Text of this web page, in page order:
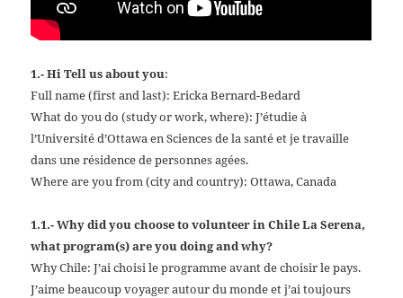
1.- Hi Tell us about you:
Full name (first and last): Ericka Bernard-Bedard
What do you do (study or work, where): J’étudie à
l’Université d’Ottawa en Sciences de la santé et je travaille
dans une résidence de personnes agées.
Where are you from (city and country): Ottawa, Canada
1.1.- Why did you choose to volunteer in Chile La Serena,
what program(s) are you doing and why?
Why Chile: J’ai choisi le programme avant de choisir le pays.
J’aime beaucoup voyager autour du monde et j’ai toujours